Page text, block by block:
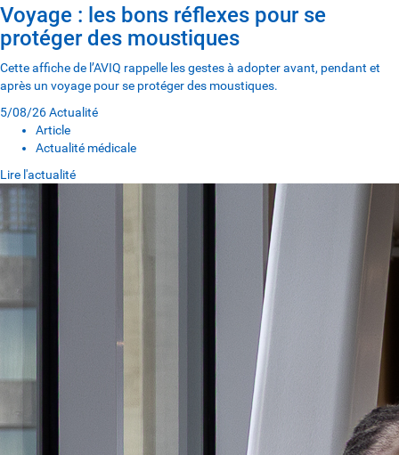
Voyage : les bons réflexes pour se
protéger des moustiques
Cette affiche de l’AVIQ rappelle les gestes à adopter avant, pendant et
après un voyage pour se protéger des moustiques.
5/08/26Actualité
Article
Actualité médicale
Lire l'actualité